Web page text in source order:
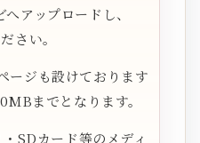
アップロードし、
さい。
ージも設けております
までとなります。
SDカード等のメディ